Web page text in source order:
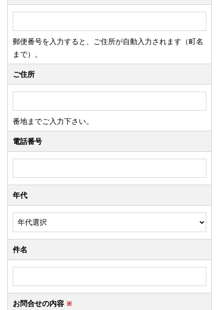
郵便番号を入力すると、ご住所が自動入力されます（町名
まで）。
ご住所
番地までご入力下さい。
電話番号
年代
件名
お問合せの内容 ※